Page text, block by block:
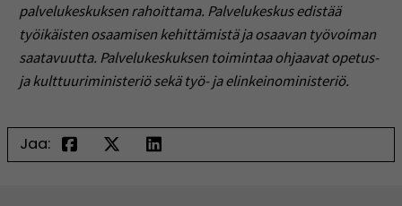
palvelukeskuksen rahoittama. Palvelukeskus edistää
työikäisten osaamisen kehittämistä ja osaavan työvoiman
saatavuutta. Palvelukeskuksen toimintaa ohjaavat opetus-
ja kulttuuriministeriö sekä työ- ja elinkeinoministeriö.
Jaa: